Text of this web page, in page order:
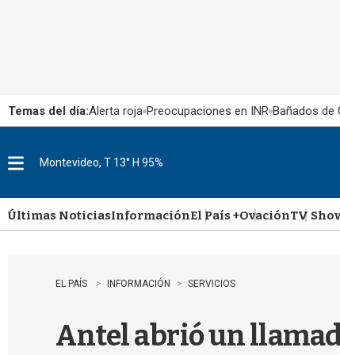
Temas del día:Alerta roja Preocupaciones en INR Bañados de
u
Montevideo, T 13° H 95%
Últimas NoticiasInformaciónEl País +OvaciónTV
EL PAÍS INFORMACIÓN SERVICIOS
Antel abrió un